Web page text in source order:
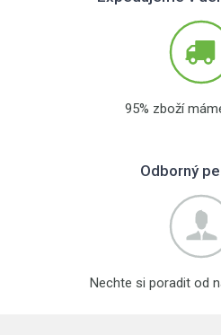
95% zboží
Odborný
Nechte si poradit od